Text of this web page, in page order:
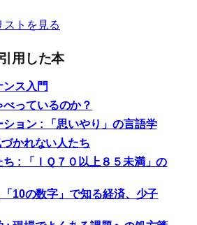
ストを見る
用した本
ンス入門
っているのか？
ョン : 「思いやり」の言語学
かれない人たち
: 「ＩＱ７０以上８５未満」の
10の数字」で知る経済、少子